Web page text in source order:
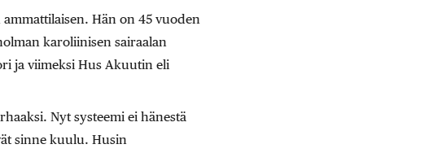
Hän on 45 vuoden
karoliinisen sairaalan
ja viimeksi Hus Akuutin eli
Nyt systeemi ei hänestä
sinne kuulu. Husin